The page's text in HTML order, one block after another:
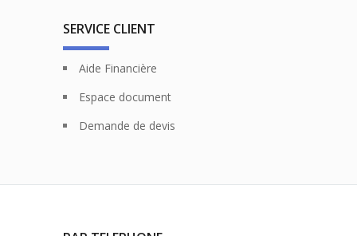
SERVICE CLIENT
Aide Financière
Espace document
Demande de devis